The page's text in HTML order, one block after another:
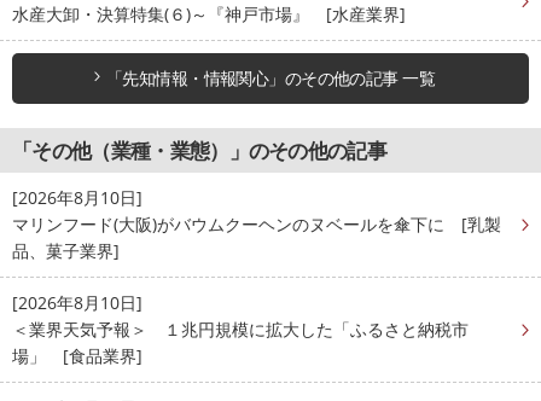
水産大卸・決算特集(６)～『神戸市場』 [水産業界]
「先知情報・情報関心」のその他の記事 一覧
「その他（業種・業態）」のその他の記事
[2026年8月10日]
マリンフード(大阪)がバウムクーヘンのヌベールを傘下に [乳製
品、菓子業界]
[2026年8月10日]
＜業界天気予報＞ １兆円規模に拡大した「ふるさと納税市
場」 [食品業界]